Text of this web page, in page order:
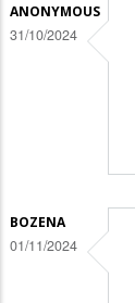
ANONYMOUS
31/10/2024
BOZENA
01/11/2024